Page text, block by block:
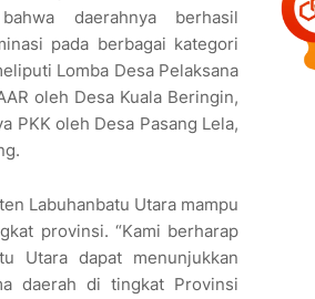
daerahnya berhasil
pada berbagai kategori
Lomba Desa Pelaksana
oleh Desa Kuala Beringin,
PKK oleh Desa Pasang Lela,
Labuhanbatu Utara mampu
provinsi. “Kami berharap
Utara dapat menunjukkan
daerah di tingkat Provinsi